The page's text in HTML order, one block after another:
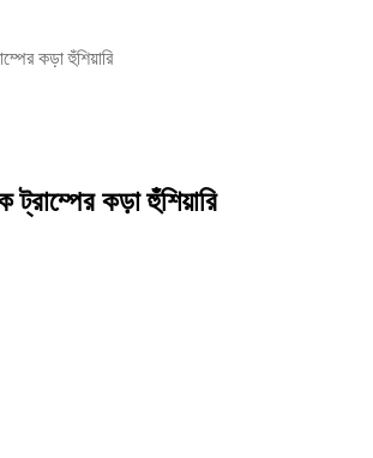
কড়া হুঁশিয়ারি
ট্রাম্পের কড়া হুঁশিয়ারি